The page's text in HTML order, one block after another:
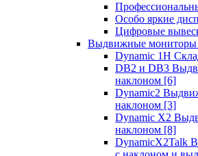
Особо яркие
Цифровые
Выдвижные мониторы
Dynamic 1Н
DB2 и DB3
наклоном [6]
Dynamic2
наклоном [3]
Dynamic X2
наклоном [8]
DynamicX2Talk